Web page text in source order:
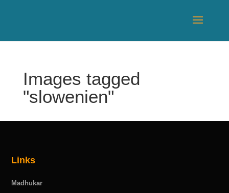
Images tagged
"slowenien"
Links
Madhukar